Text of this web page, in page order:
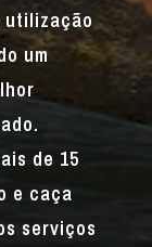
utilização
um
de 15
e caça
serviços